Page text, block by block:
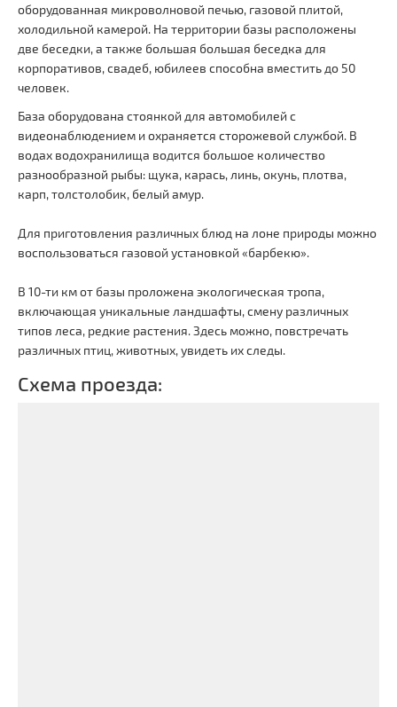
оборудованная микроволновой печью, газовой плитой,
холодильной камерой. На территории базы расположены
две беседки, а также большая большая беседка для
корпоративов, свадеб, юбилеев способна вместить до 50
человек.
База оборудована стоянкой для автомобилей с
видеонаблюдением и охраняется сторожевой службой. В
водах водохранилища водится большое количество
разнообразной рыбы: щука, карась, линь, окунь, плотва,
карп, толстолобик, белый амур.
Для приготовления различных блюд на лоне природы можно
воспользоваться газовой установкой «барбекю».
В 10-ти км от базы проложена экологическая тропа,
включающая уникальные ландшафты, смену различных
типов леса, редкие растения. Здесь можно, повстречать
различных птиц, животных, увидеть их следы.
Схема проезда: